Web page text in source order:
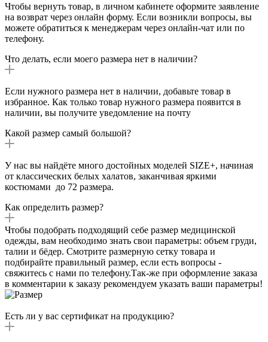
Чтобы вернуть товар, в личном кабинете оформите заявление
на возврат через онлайн форму. Если возникли вопросы, вы
можете обратиться к менеджерам через онлайн-чат или по
телефону.
Что делать, если моего размера нет в наличии?
Если нужного размера нет в наличии, добавьте товар в
избранное. Как только товар нужного размера появится в
наличии, вы получите уведомление на почту
Какой размер самый большой?
У нас вы найдёте много достойных моделей SIZE+, начиная
от классических белых халатов, заканчивая яркими
костюмами до 72 размера.
Как определить размер?
Чтобы подобрать подходящий себе размер медицинской
одежды, вам необходимо знать свои параметры: объем груди,
талии и бёдер. Смотрите размерную сетку товара и
подбирайте правильный размер, если есть вопросы -
свяжитесь с нами по телефону.Так-же при оформление заказа
в комментарии к заказу рекомендуем указать ваши параметры!
Есть ли у вас сертификат на продукцию?